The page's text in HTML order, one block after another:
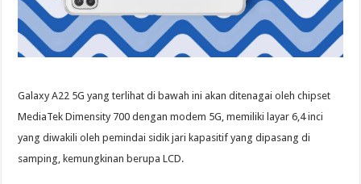
Galaxy A22 5G yang terlihat di bawah ini akan ditenagai oleh chipset
MediaTek Dimensity 700 dengan modem 5G, memiliki layar 6,4 inci
yang diwakili oleh pemindai sidik jari kapasitif yang dipasang di
samping, kemungkinan berupa LCD.